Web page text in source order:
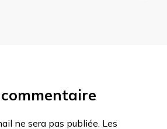
ne sera pas publiée. Les